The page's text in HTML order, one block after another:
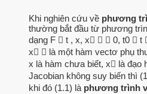
Khi nghiên cứu về phương
thường bắt đầu từ phương
dạng F  t , x, x   0, t0  t
x  là một hàm vectơ phụ
x là hàm chưa biết, x là đạo
Jacobian không suy biến thì
khi đó (1.1) là phương trình